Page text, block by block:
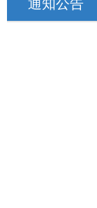
通知公告